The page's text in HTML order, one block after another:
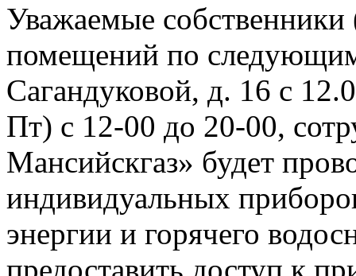
Уважаемые
помещений по
Сагандуковой, д. 16 с
Пт) с 12-00 до 20-00,
Мансийскгаз» будет
индивидуальных
энергии и горячего
предоставить доступ к